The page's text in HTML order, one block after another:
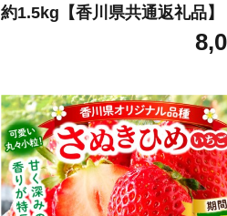
約1.5kg【香川県共通返礼品】
ウイ フルーツ 果物 香川県 香
ザート サラダ ヨーグルト ト
め |_mk006-133